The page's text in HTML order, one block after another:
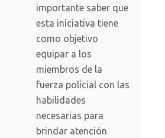
importante saber que
esta iniciativa tiene
como objetivo
equipar a los
miembros de la
fuerza policial con las
habilidades
necesarias para
brindar atención